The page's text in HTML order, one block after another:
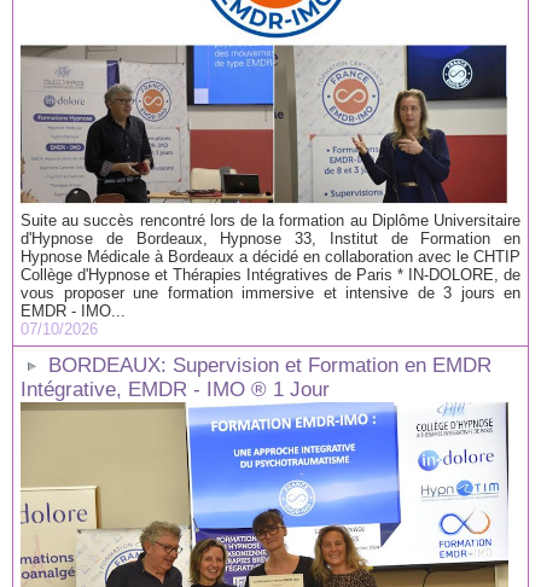
Suite au succès rencontré lors de la formation au Diplôme Universitaire
d'Hypnose de Bordeaux, Hypnose 33, Institut de Formation en
Hypnose Médicale à Bordeaux a décidé en collaboration avec le CHTIP
Collège d'Hypnose et Thérapies Intégratives de Paris * IN-DOLORE, de
vous proposer une formation immersive et intensive de 3 jours en
EMDR - IMO...
07/10/2026
BORDEAUX: Supervision et Formation en EMDR
Intégrative, EMDR - IMO ® 1 Jour